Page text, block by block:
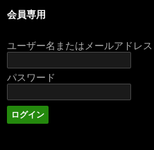
会員専用
ユーザー名またはメールアドレス
パスワード